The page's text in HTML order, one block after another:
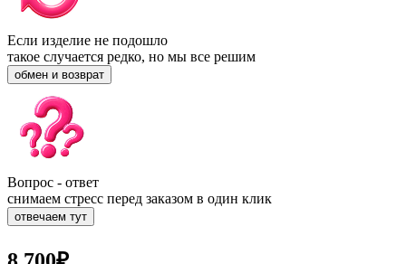
Если изделие не подошло
такое случается редко, но мы все решим
обмен и возврат
Вопрос - ответ
снимаем стресс перед заказом в один клик
отвечаем тут